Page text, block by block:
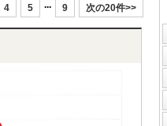
4 5 ... 9 次の20件>>